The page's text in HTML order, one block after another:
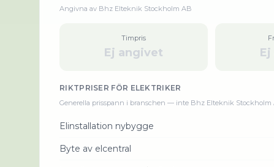
Angivna av Bhz Elteknik Stockholm AB
Timpris
Ej angivet
RIKTPRISER FÖR ELEKTRIKER
Generella prisspann i branschen — inte Bhz Elteknik Stockholm
Elinstallation nybygge
Byte av elcentral